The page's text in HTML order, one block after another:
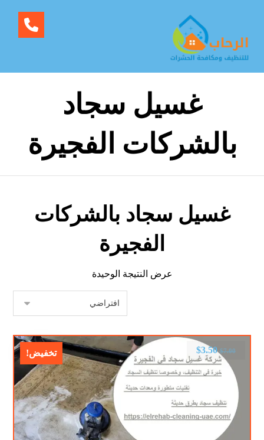
غسيل سجاد
بالشركات الفجيرة
غسيل سجاد بالشركات
الفجيرة
عرض النتيجة الوحيدة
تخفيض! $7.00
$3.50